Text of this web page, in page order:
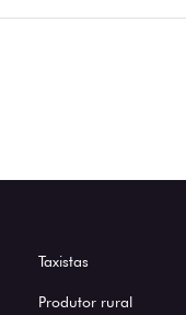
Taxistas
Produtor rural